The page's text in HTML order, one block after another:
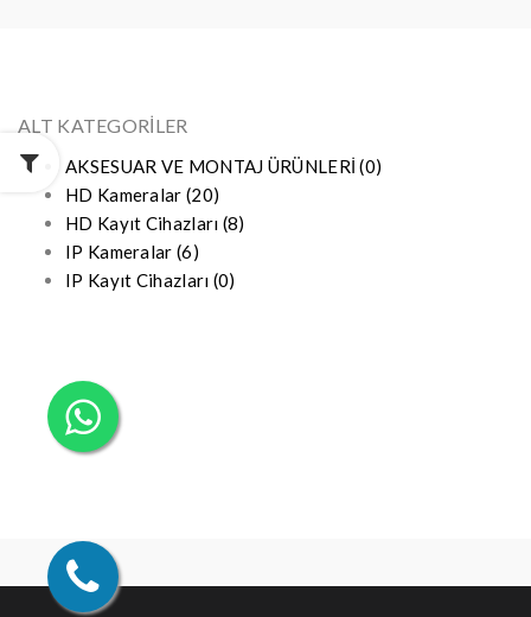
ALT KATEGORILER
AKSESUAR VE MONTAJ ÜRÜNLERİ (0)
HD Kameralar (20)
HD Kayıt Cihazları (8)
IP Kameralar (6)
IP Kayıt Cihazları (0)